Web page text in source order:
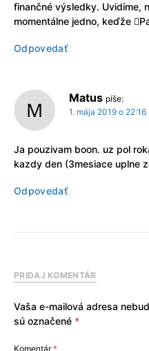
finančné výsledky. Uvidíme,
momentálne jedno, keďže
Odpovedať
Matus píše:
1. mája 2019 o 22:16
Ja pouzivam boon. uz pol
kazdy den (3mesiace uplne
Odpovedať
PRIDAJ KOMENTÁR
Vaša e-mailová adresa
sú označené *
Komentár*